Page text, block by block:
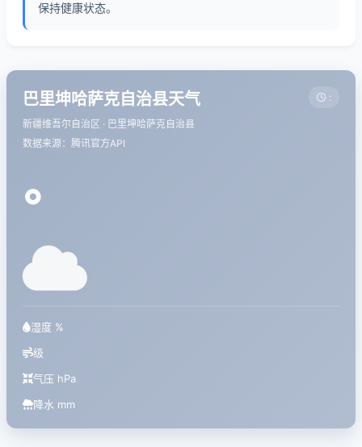
保持健康状态。
巴里坤哈萨克自治县天气
新疆维吾尔自治区 · 巴里坤哈萨克自治县
数据来源：腾讯官方API
:
°
湿度 %
级
气压 hPa
降水 mm